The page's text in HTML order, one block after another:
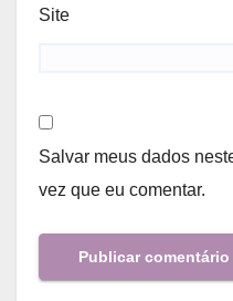
Site
Salvar meus dados
vez que eu comentar.